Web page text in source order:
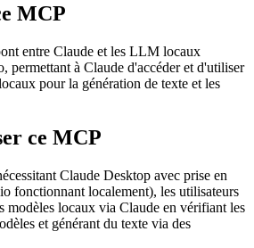
MCP
entre Claude et les LLM locaux
permettant à Claude d'accéder et d'utiliser
pour la génération de texte et les
ce MCP
Claude Desktop avec prise en
fonctionnant localement), les utilisateurs
modèles locaux via Claude en vérifiant les
et générant du texte via des